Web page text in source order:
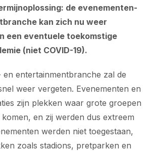
de evenementen-
kan zich nu weer
een eventuele toekomstige
(niet COVID-19).
en entertainmentbranche zal de
weer vergeten. Evenementen en
zijn plekken waar grote groepen
en zij werden dus extreem
werden niet toegestaan,
zoals stadions, pretparken en